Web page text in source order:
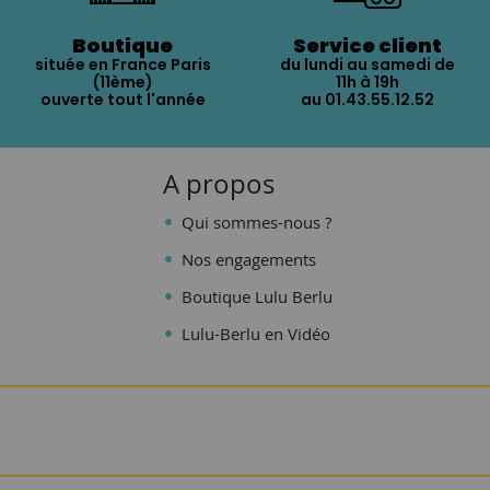
Boutique
située en France Paris
(11ème)
ouverte tout l'année
Service client
du lundi au samedi de
11h à 19h
au 01.43.55.12.52
A propos
Qui sommes-nous ?
Nos engagements
Boutique Lulu Berlu
Lulu-Berlu en Vidéo